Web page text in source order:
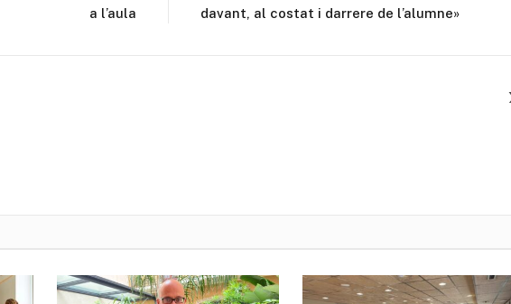
a l’aula
davant, al costat i darrere de l’alumne»